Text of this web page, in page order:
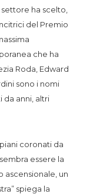
ha scelto,
del Premio
che ha
Roda, Edward
sono i nomi
da anni, altri
coronati da
essere la
ascensionale, un
spiega la